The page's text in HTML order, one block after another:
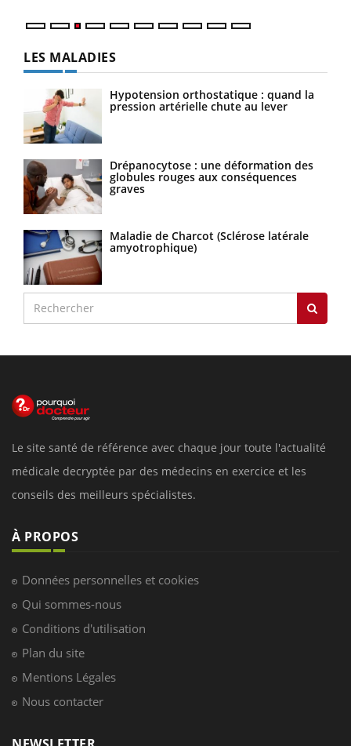
LES MALADIES
Hypotension orthostatique : quand la
pression artérielle chute au lever
Drépanocytose : une déformation des
globules rouges aux conséquences
graves
Maladie de Charcot (Sclérose latérale
amyotrophique)
Le site santé de référence avec chaque jour toute l'actualité
médicale decryptée par des médecins en exercice et les
conseils des meilleurs spécialistes.
À PROPOS
Données personnelles et cookies
Qui sommes-nous
Conditions d'utilisation
Plan du site
Mentions Légales
Nous contacter